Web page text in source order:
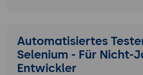
Automatisiertes
Selenium - Für Nicht-
Entwickler